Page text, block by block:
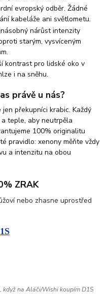
evropský odběr. Žádné
kabeláže ani světlometu.
nárůst intenzity
starým, vysvíceným
kontrast pro lidské oko v
i na sněhu.
právě u nás?
jen překupníci krabic. Každý
teple, aby neutrpěla
100% originalitu
pravidlo: xenony měňte vždy
a intenzitu na obou
ZRAK
nebo zhasne uprostřed
když na Aláči/Wishi koupím D1S